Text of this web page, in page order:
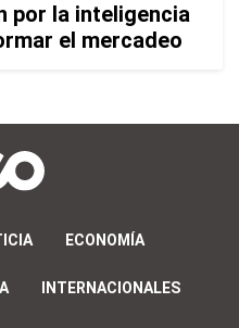
por la inteligencia
el mercadeo
ECONOMÍA
INTERNACIONALES